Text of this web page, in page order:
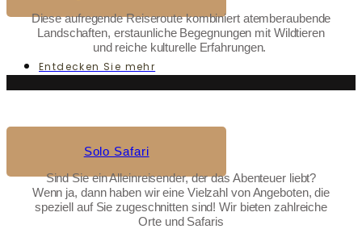
Diese aufregende Reiseroute kombiniert atemberaubende
Landschaften, erstaunliche Begegnungen mit Wildtieren
und reiche kulturelle Erfahrungen.
Entdecken Sie mehr
Solo Safari
Sind Sie ein Alleinreisender, der das Abenteuer liebt?
Wenn ja, dann haben wir eine Vielzahl von Angeboten, die
speziell auf Sie zugeschnitten sind! Wir bieten zahlreiche
Orte und Safaris